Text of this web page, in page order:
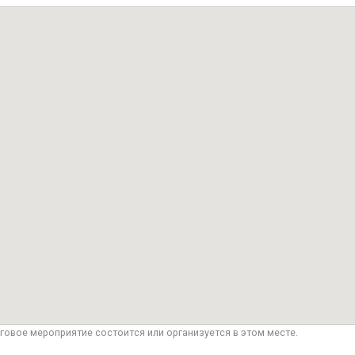
мероприятие состоится или организуется в этом месте.